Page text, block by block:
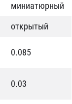
миниатюрный
открытый
0.085
0.03